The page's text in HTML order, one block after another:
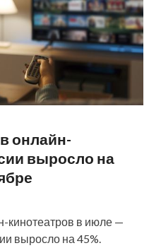
онлайн-
выросло на
кинотеатров в июле —
выросло на 45%.